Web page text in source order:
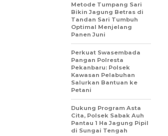
Metode Tumpang Sari
Bikin Jagung Betras di
Tandan Sari Tumbuh
Optimal Menjelang
Panen Juni
Perkuat Swasembada
Pangan Polresta
Pekanbaru: Polsek
Kawasan Pelabuhan
Salurkan Bantuan ke
Petani
Dukung Program Asta
Cita, Polsek Sabak Auh
Pantau 1 Ha Jagung Pipil
di Sungai Tengah